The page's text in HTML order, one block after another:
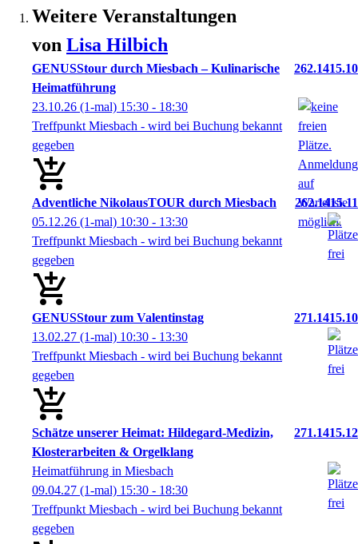
Weitere Veranstaltungen
von Lisa Hilbich
GENUSStour durch Miesbach – Kulinarische
Heimatführung
262.1415.10
23.10.26 (1-mal) 15:30 - 18:30
Treffpunkt Miesbach - wird bei Buchung bekannt
gegeben
Adventliche NikolausTOUR durch Miesbach
262.1415.11
05.12.26 (1-mal) 10:30 - 13:30
Treffpunkt Miesbach - wird bei Buchung bekannt
gegeben
GENUSStour zum Valentinstag
271.1415.10
13.02.27 (1-mal) 10:30 - 13:30
Treffpunkt Miesbach - wird bei Buchung bekannt
gegeben
Schätze unserer Heimat: Hildegard-Medizin,
Klosterarbeiten & Orgelklang
271.1415.12
Heimatführung in Miesbach
09.04.27 (1-mal) 15:30 - 18:30
Treffpunkt Miesbach - wird bei Buchung bekannt
gegeben